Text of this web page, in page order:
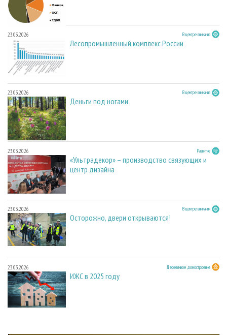
23.03.2026 В центре внимания
Лесопромышленный комплекс России
23.03.2026 В центре внимания
Деньги под ногами
23.03.2026 Развитие
«Ультрадекор» – производство связующих и
центр дизайна
23.03.2026 В центре внимания
Осторожно, двери открываются!
23.03.2026 Деревянное домостроение
ИЖС в 2025 году